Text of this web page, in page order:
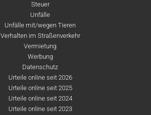
Steuer
Unfälle
Unfälle mit/wegen Tieren
Verhalten im Straßenverkehr
Vermietung
Werbung
Datenschutz
Urteile online seit 2026
Urteile online seit 2025
Urteile online seit 2024
Urteile online seit 2023